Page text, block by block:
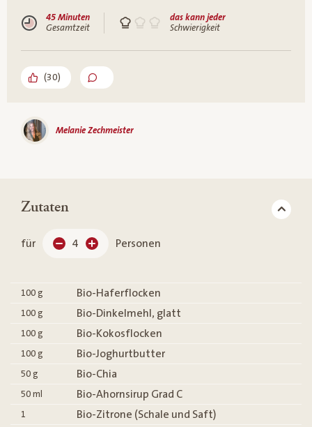
45 Minuten
Gesamtzeit
das kann jeder
Schwierigkeit
(30)
Melanie Zechmeister
Zutaten
für 4 Personen
100 g Bio-Haferflocken
100 g Bio-Dinkelmehl, glatt
100 g Bio-Kokosflocken
100 g Bio-Joghurtbutter
50 g Bio-Chia
50 ml Bio-Ahornsirup Grad C
1 Bio-Zitrone (Schale und Saft)